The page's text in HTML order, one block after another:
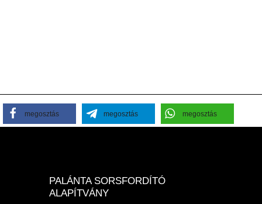
megosztás megosztás megosztás
PALÁNTA SORSFORDÍTÓ
ALAPÍTVÁNY